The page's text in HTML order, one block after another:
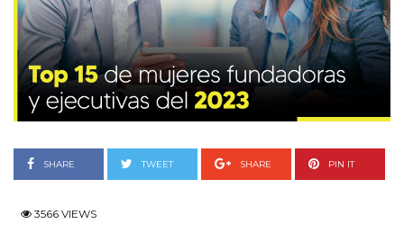
SHARE TWEET SHARE PIN IT
3566 VIEWS